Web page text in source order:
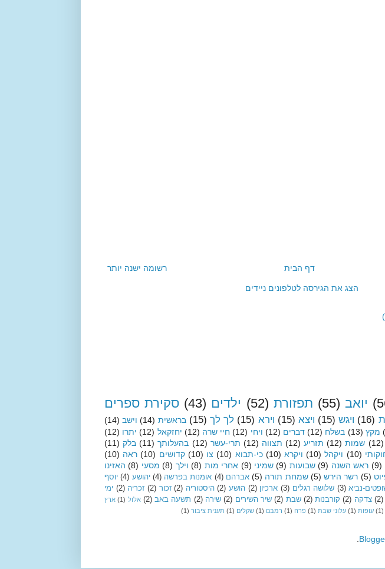
רשומה ישנה יותר דף הבית
הצג את הגירסה לטלפונים ניידים
יואב (55) תפזורת (52) ילדים (43) סקירת ספרים
(16) ויגש (15) ויצא (15) וירא (15) לך לך (15) בראשית (14) וישב (14)
מקץ (13) בשלח (12) דברים (12) ויחי (12) חיי שרה (12) יחזקאל (12) יתרו (12)
(12) שמות (12) תזריע (12) תצווה (12) תרי-עשר (12) בהעלותך (11) בלק (11)
(10) ויקהל (10) ויקרא (10) כי-תבוא (10) צו (10) קדושים (10) ראה (10)
(9) ראש השנה (9) שבועות (9) שמיני (9) אחרי מות (8) וילך (8) מסעי (8) האזינו
(5) רשר הירש (5) שמחת תורה (5) אברהם (4) אומנות בפרשה (4) יהושע (4) יוסף
נביא (3) שלושה רגלים (3) ארכיון (2) הושע (2) היסטוריה (2) זכור (2) זכריה (2) ימי
(2) צדקה (2) קורבנות (2) שבת (2) שיר השירים (2) שירה (2) תשעה באב (2) אלול (1) ארץ
(1) עופות (1) עלוני שבת (1) פרה (1) רמבם (1) שקלים (1) תענית ציבור (1)